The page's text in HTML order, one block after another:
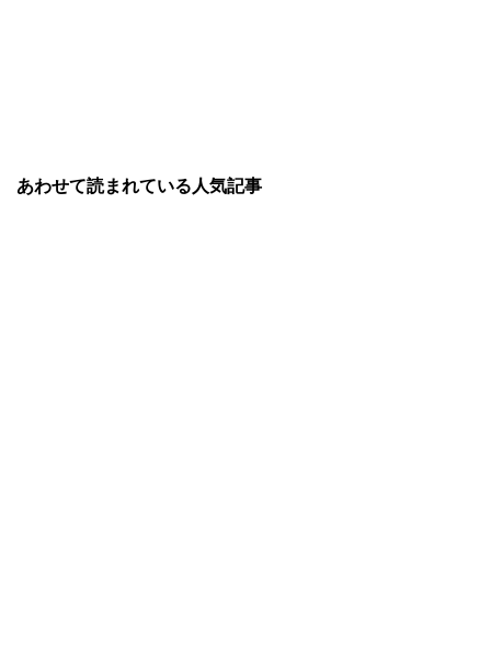
あわせて読まれている人気記事